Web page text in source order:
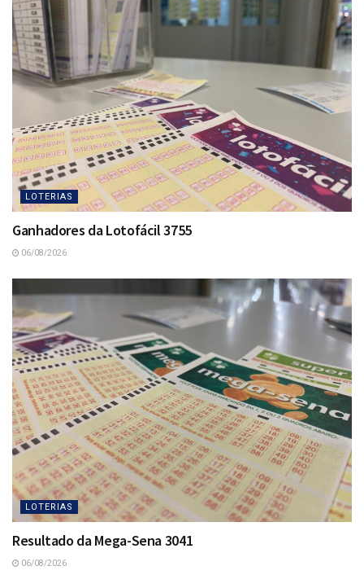
LOTERIAS
Ganhadores da Lotofácil 3755
06/08/2026
LOTERIAS
Resultado da Mega-Sena 3041
06/08/2026